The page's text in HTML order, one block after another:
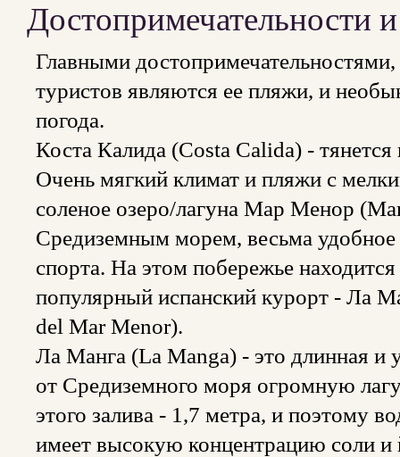
Достопримечательности
Главными
туристов являются ее пляжи, и
погода.
Коста Калида (Costa Calida) -
Очень мягкий климат и пляжи с
соленое озеро/лагуна Мар Менор
Средиземным морем, весьма
спорта. На этом побережье
популярный испанский курорт - Ла
del Mar Menor).
Ла Манга (La Manga) - это длинная и
от Средиземного моря огромную
этого залива - 1,7 метра, и поэтому
имеет высокую концентрацию соли